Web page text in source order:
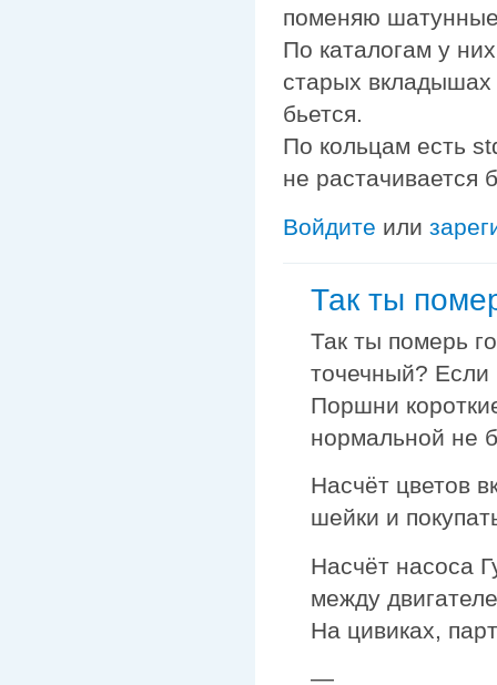
поменяю
По каталогам у
старых вкладышах
бьется.
По кольцам есть
не растачивается
Войдите или
Так ты
Так ты померь
точечный? Если
Поршни
нормальной не
Насчёт цветов
шейки и
Насчёт насоса
между
На цивиках,
—